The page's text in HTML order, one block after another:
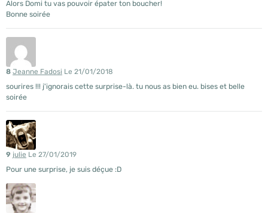
Alors Domi tu vas pouvoir épater ton boucher!
Bonne soirée
8 Jeanne Fadosi Le 21/01/2018
sourires !!! j'ignorais cette surprise-là. tu nous as bien eu. bises et belle
soirée
9 julie Le 27/01/2019
Pour une surprise, je suis déçue :D